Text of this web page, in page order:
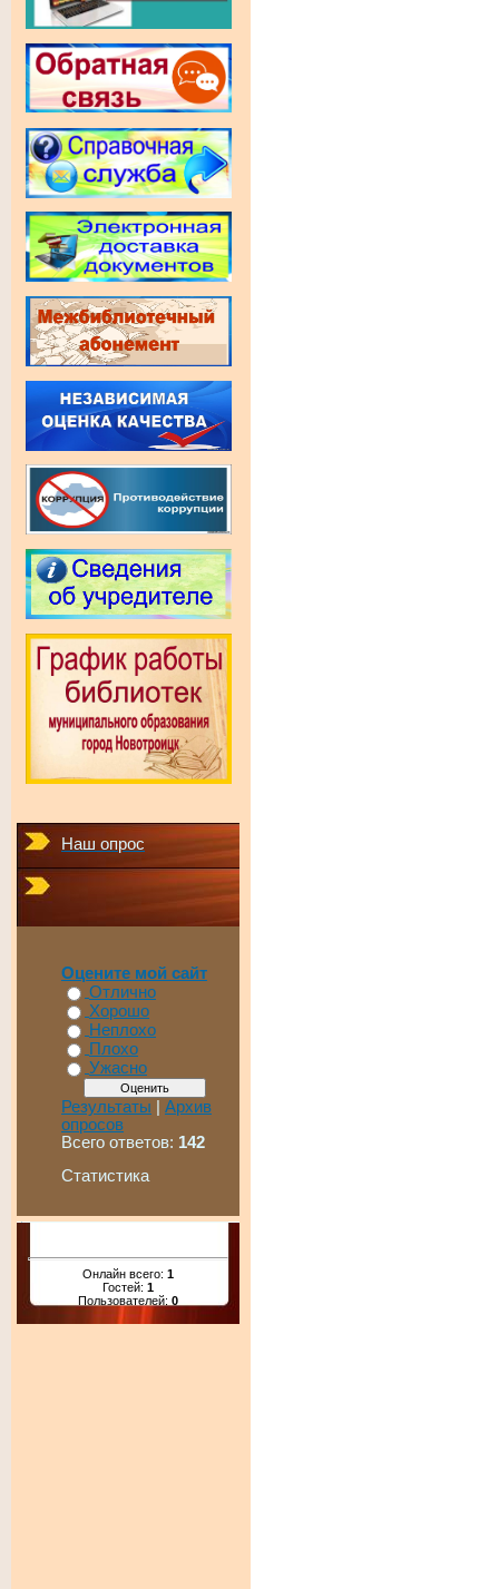
Наш опрос
Оцените мой сайт
Отлично
Хорошо
Неплохо
Плохо
Ужасно
Результаты | Архив
опросов
Всего ответов: 142
Статистика
Онлайн всего: 1
Гостей: 1
Пользователей: 0